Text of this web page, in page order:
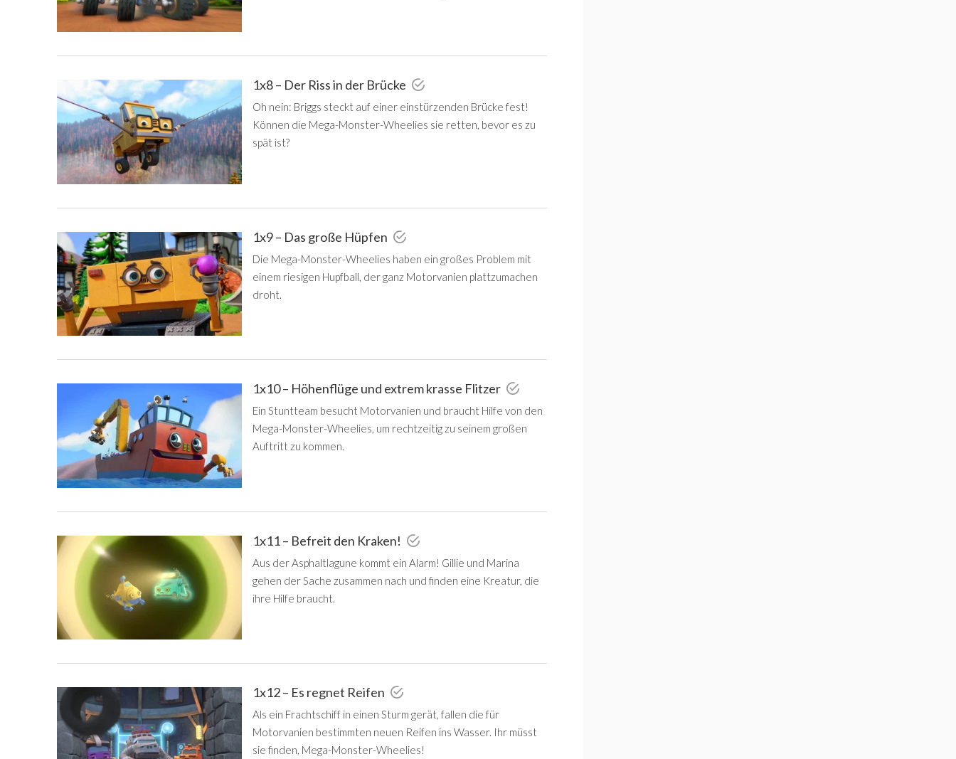
1x8 – Der Riss in der Brücke
Oh nein: Briggs steckt auf einer einstürzenden Brücke fest!
Können die Mega-Monster-Wheelies sie retten, bevor es zu
spät ist?
1x9 – Das große Hüpfen
Die Mega-Monster-Wheelies haben ein großes Problem mit
einem riesigen Hupfball, der ganz Motorvanien plattzumachen
droht.
1x10 – Höhenflüge und extrem krasse Flitzer
Ein Stuntteam besucht Motorvanien und braucht Hilfe von den
Mega-Monster-Wheelies, um rechtzeitig zu seinem großen
Auftritt zu kommen.
1x11 – Befreit den Kraken!
Aus der Asphaltlagune kommt ein Alarm! Gillie und Marina
gehen der Sache zusammen nach und finden eine Kreatur, die
ihre Hilfe braucht.
1x12 – Es regnet Reifen
Als ein Frachtschiff in einen Sturm gerät, fallen die für
Motorvanien bestimmten neuen Reifen ins Wasser. Ihr müsst
sie finden, Mega-Monster-Wheelies!